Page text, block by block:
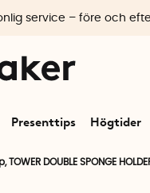
Presenttips Högtider
service – före och
DOUBLE SPONGE